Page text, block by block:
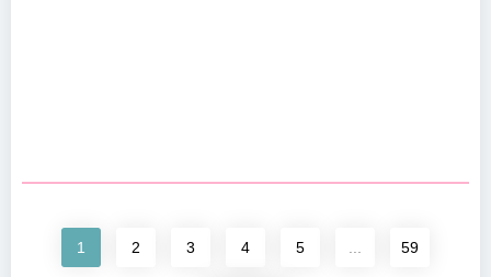
1 2 3 4 5 59